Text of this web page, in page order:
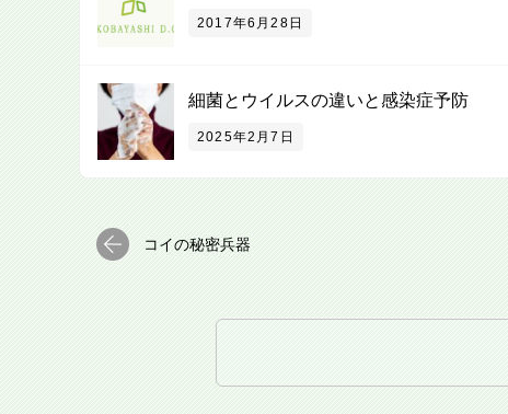
2017年6月28日
細菌とウイルスの違いと感染症予防
2025年2月7日
コイの秘密兵器